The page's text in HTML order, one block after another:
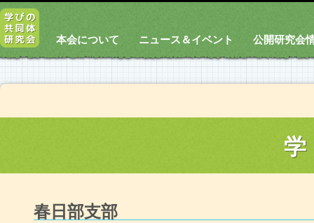
本会について ニュース＆イベント 公開研究会
春日部支部